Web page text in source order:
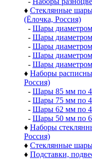
♦ Стеклянные
(Ёлочка, Россия)
- Шары
- Шары
- Шары
- Шары
- Шары
♦ Наборы
Россия)
- Шары 85 мм по
- Шары 75 мм по
- Шары 62 мм по
- Шары 50 мм по
♦ Наборы
Россия)
♦ Стеклянные
♦ Подставки,